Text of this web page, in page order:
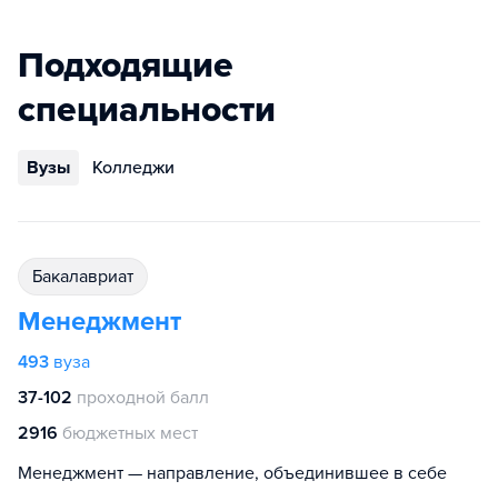
Подходящие
специальности
Вузы Колледжи
бакалавриат
Менеджмент
493 вуза
37-102 проходной балл
2916 бюджетных мест
Менеджмент — направление, объединившее в себе